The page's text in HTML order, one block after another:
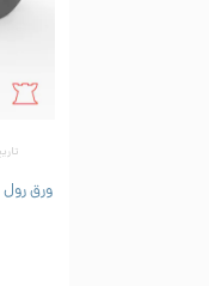
تاریخ